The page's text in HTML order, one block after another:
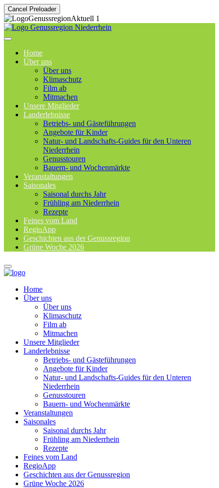
Cancel Preloader
Home
Über uns
Über uns
Klimaschutz
Film ab
Mitmachen
Unsere Mitglieder
Landerlebnisse
Betriebs- und Gästeführungen
Angebote für Kinder
Natur- und Landschafts-Guides für den Unteren
Niederrhein
Genusstouren
Bauern- und Wochenmärkte
Veranstaltungen
Saisonales
Saisonal durchs Jahr
Frühling am Niederrhein
Rezepte
Feines vom Land
RegioApp
Geschichten aus der Genussregion
Grüne Woche 2026
Home
Über uns
Über uns
Klimaschutz
Film ab
Mitmachen
Unsere Mitglieder
Landerlebnisse
Betriebs- und Gästeführungen
Angebote für Kinder
Natur- und Landschafts-Guides für den Unteren
Niederrhein
Genusstouren
Bauern- und Wochenmärkte
Veranstaltungen
Saisonales
Saisonal durchs Jahr
Frühling am Niederrhein
Rezepte
Feines vom Land
RegioApp
Geschichten aus der Genussregion
Grüne Woche 2026